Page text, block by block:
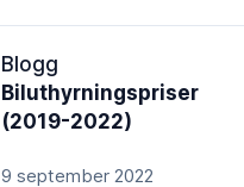
Blogg
Biluthyrningspriser
(2019-2022)
9 september 2022